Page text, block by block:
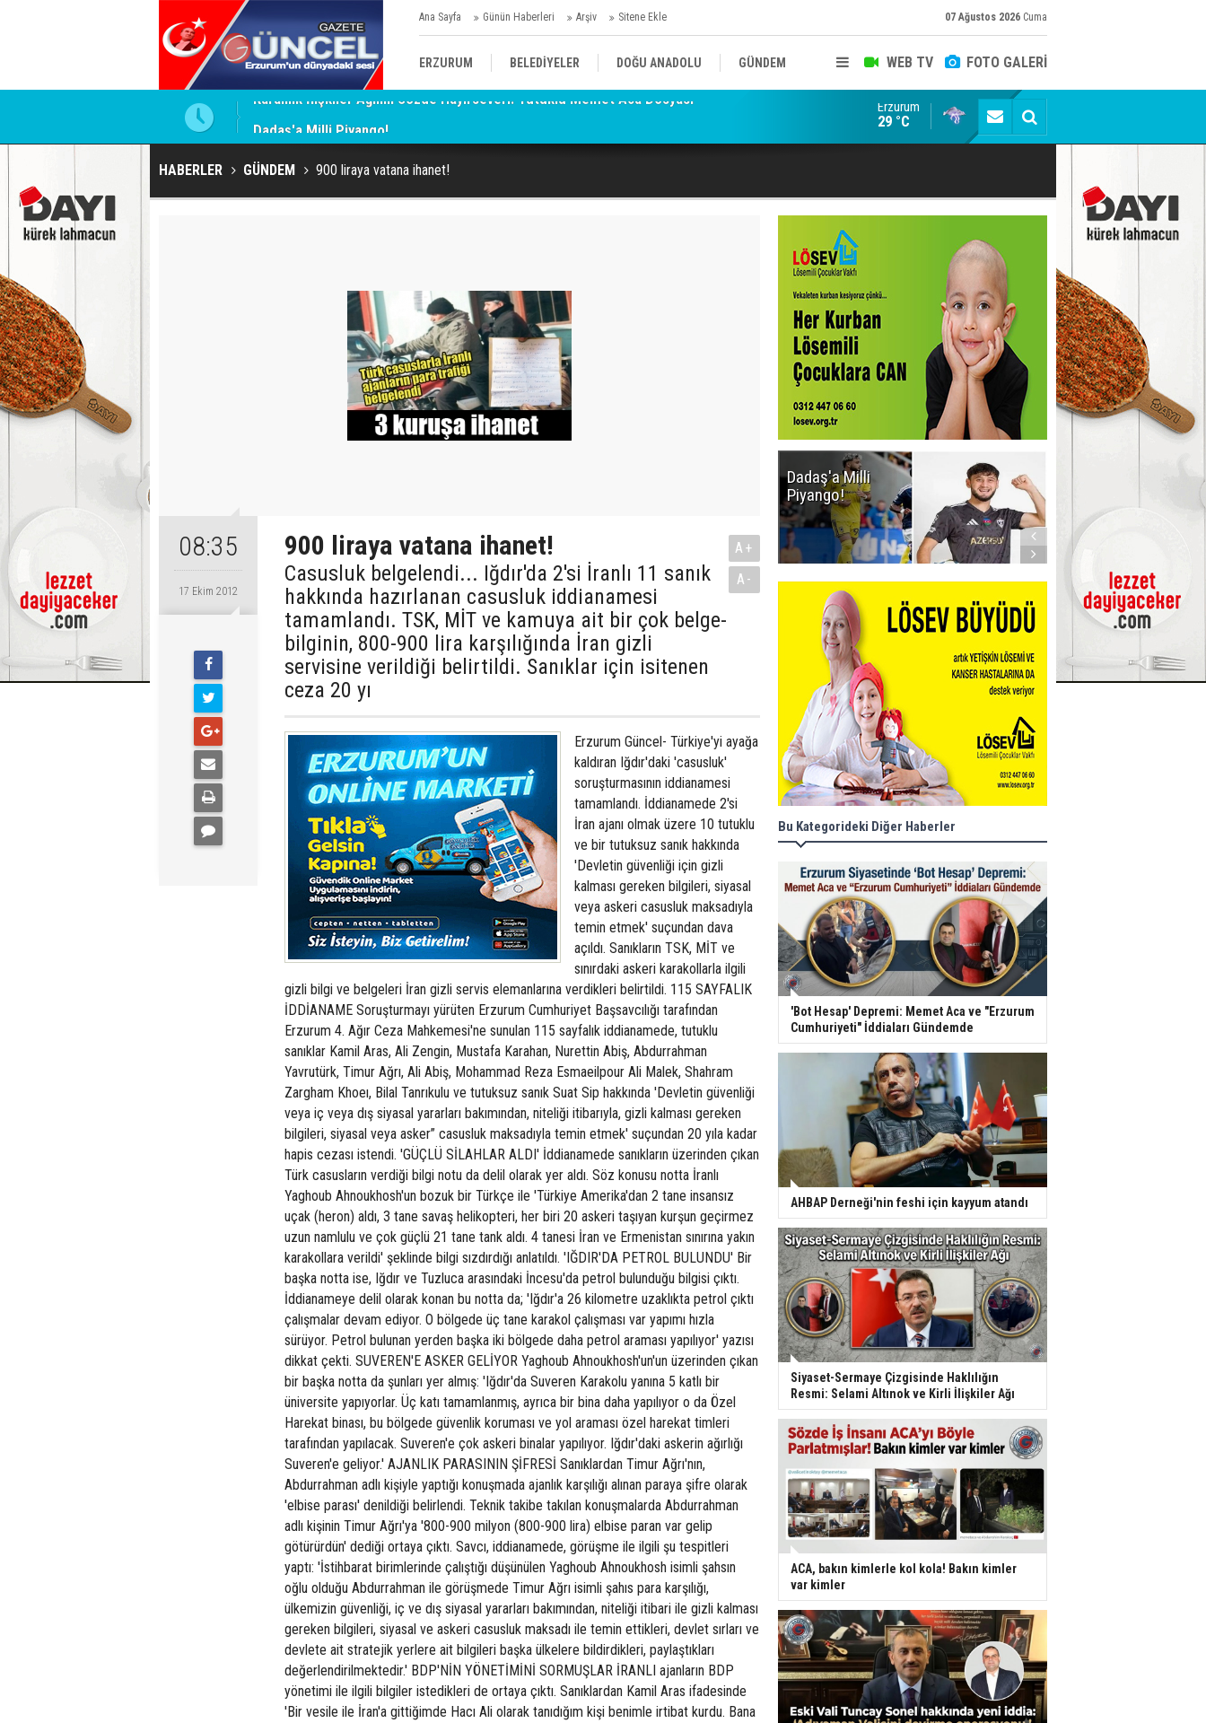
Ana Sayfa Günün Haberleri Arşiv Sitene Ekle 07 Ağustos 2026 Cuma
WEB TV FOTO GALERİ
ERZURUM BELEDİYELER DOĞU ANADOLU GÜNDEM
KÜLTÜR/SANAT//MAĞAZİN
Dadaş'a Milli Piyango!
Erzurum
29 °C
HABERLER GÜNDEM 900 liraya vatana ihanet!
08:35
17 Ekim 2012
900 liraya vatana ihanet!
Casusluk belgelendi... Iğdır'da 2'si İranlı 11 sanık
hakkında hazırlanan casusluk iddianamesi
tamamlandı. TSK, MİT ve kamuya ait bir çok belge-
bilginin, 800-900 lira karşılığında İran gizli
servisine verildiği belirtildi. Sanıklar için isitenen
ceza 20 yı
A+
A-
Erzurum Güncel- Türkiye'yi ayağa
kaldıran Iğdır'daki 'casusluk'
soruşturmasının iddianamesi
tamamlandı. İddianamede 2'si
İran ajanı olmak üzere 10 tutuklu
ve bir tutuksuz sanık hakkında
'Devletin güvenliği için gizli
kalması gereken bilgileri, siyasal
veya askeri casusluk maksadıyla
temin etmek' suçundan dava
açıldı. Sanıkların TSK, MİT ve
sınırdaki askeri karakollarla ilgili
gizli bilgi ve belgeleri İran gizli servis elemanlarına verdikleri belirtildi. 115 SAYFALIK
İDDİANAME Soruşturmayı yürüten Erzurum Cumhuriyet Başsavcılığı tarafından
Erzurum 4. Ağır Ceza Mahkemesi'ne sunulan 115 sayfalık iddianamede, tutuklu
sanıklar Kamil Aras, Ali Zengin, Mustafa Karahan, Nurettin Abiş, Abdurrahman
Yavrutürk, Timur Ağrı, Ali Abiş, Mohammad Reza Esmaeilpour Ali Malek, Shahram
Zargham Khoeı, Bilal Tanrıkulu ve tutuksuz sanık Suat Sip hakkında 'Devletin güvenliği
veya iç veya dış siyasal yararları bakımından, niteliği itibarıyla, gizli kalması gereken
bilgileri, siyasal veya asker” casusluk maksadıyla temin etmek' suçundan 20 yıla kadar
hapis cezası istendi. 'GÜÇLÜ SİLAHLAR ALDI' İddianamede sanıkların üzerinden çıkan
Türk casusların verdiği bilgi notu da delil olarak yer aldı. Söz konusu notta İranlı
Yaghoub Ahnoukhosh'un bozuk bir Türkçe ile 'Türkiye Amerika'dan 2 tane insansız
uçak (heron) aldı, 3 tane savaş helikopteri, her biri 20 askeri taşıyan kurşun geçirmez
uzun namlulu ve çok güçlü 21 tane tank aldı. 4 tanesi İran ve Ermenistan sınırına yakın
karakollara verildi' şeklinde bilgi sızdırdığı anlatıldı. 'IĞDIR'DA PETROL BULUNDU' Bir
başka notta ise, Iğdır ve Tuzluca arasındaki İncesu'da petrol bulunduğu bilgisi çıktı.
İddianameye delil olarak konan bu notta da; 'Iğdır'a 26 kilometre uzaklıkta petrol çıktı
çalışmalar devam ediyor. O bölgede üç tane karakol çalışması var yapımı hızla
sürüyor. Petrol bulunan yerden başka iki bölgede daha petrol araması yapılıyor' yazısı
dikkat çekti. SUVEREN'E ASKER GELİYOR Yaghoub Ahnoukhosh'un'un üzerinden çıkan
bir başka notta da şunları yer almış: 'Iğdır'da Suveren Karakolu yanına 5 katlı bir
üniversite yapıyorlar. Üç katı tamamlanmış, ayrıca bir bina daha yapılıyor o da Özel
Harekat binası, bu bölgede güvenlik koruması ve yol araması özel harekat timleri
tarafından yapılacak. Suveren'e çok askeri binalar yapılıyor. Iğdır'daki askerin ağırlığı
Suveren'e geliyor.' AJANLIK PARASININ ŞİFRESİ Sanıklardan Timur Ağrı'nın,
Abdurrahman adlı kişiyle yaptığı konuşmada ajanlık karşılığı alınan paraya şifre olarak
'elbise parası' denildiği belirlendi. Teknik takibe takılan konuşmalarda Abdurrahman
adlı kişinin Timur Ağrı'ya '800-900 milyon (800-900 lira) elbise paran var gelip
götürürdün' dediği ortaya çıktı. Savcı, iddianamede, görüşme ile ilgili şu tespitleri
yaptı: 'İstihbarat birimlerinde çalıştığı düşünülen Yaghoub Ahnoukhosh isimli şahsın
oğlu olduğu Abdurrahman ile görüşmede Timur Ağrı isimli şahıs para karşılığı,
ülkemizin güvenliği, iç ve dış siyasal yararları bakımından, niteliği itibari ile gizli kalması
gereken bilgileri, siyasal ve askeri casusluk maksadı ile temin ettikleri, devlet sırları ve
devlete ait stratejik yerlere ait bilgileri başka ülkelere bildirdikleri, paylaştıkları
değerlendirilmektedir.' BDP'NİN YÖNETİMİNİ SORMUŞLAR İRANLI ajanların BDP
yönetimi ile ilgili bilgiler istedikleri de ortaya çıktı. Sanıklardan Kamil Aras ifadesinde
'Bir vesile ile İran'a gittiğimde Hacı Ali olarak tanıdığım kişi benimle irtibat kurdu. Bana
Dadaş'a Milli
Piyango!
Bu Kategorideki Diğer Haberler
'Bot Hesap' Depremi: Memet Aca ve "Erzurum
Cumhuriyeti" İddiaları Gündemde
AHBAP Derneği'nin feshi için kayyum atandı
Siyaset-Sermaye Çizgisinde Haklılığın
Resmi: Selami Altınok ve Kirli İlişkiler Ağı
ACA, bakın kimlerle kol kola! Bakın kimler
var kimler